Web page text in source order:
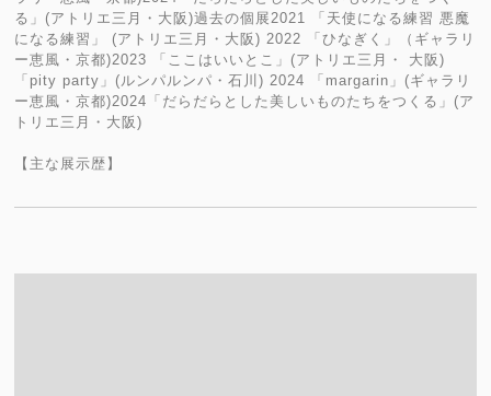
る」(アトリエ三月・大阪)過去の個展2021 「天使になる練習 悪魔
になる練習」 (アトリエ三月・大阪) 2022 「ひなぎく」（ギャラリ
ー恵風・京都)2023 「ここはいいとこ」(アトリエ三月・ 大阪)
「pity party」(ルンパルンパ・石川) 2024 「margarin」(ギャラリ
ー恵風・京都)2024「だらだらとした美しいものたちをつくる」(ア
トリエ三月・大阪)
【主な展示歴】